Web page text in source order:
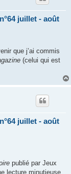
juillet - août
que j’ai commis
(celui qui est
juillet - août
publié par Jeux
lecture minutieuse